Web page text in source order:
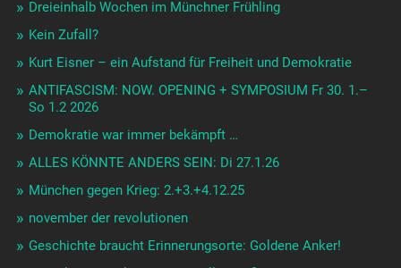
Dreieinhalb Wochen im Münchner Frühling
Kein Zufall?
Kurt Eisner – ein Aufstand für Freiheit und Demokratie
ANTIFASCISM: NOW. OPENING + SYMPOSIUM Fr 30. 1.–
So 1.2 2026
Demokratie war immer bekämpft …
ALLES KÖNNTE ANDERS SEIN: Di 27.1.26
München gegen Krieg: 2.+3.+4.12.25
november der revolutionen
Geschichte braucht Erinnerungsorte: Goldene Anker!